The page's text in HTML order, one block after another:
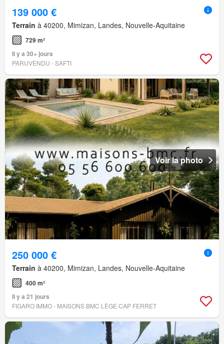
139 000 €
Terrain à 40200, Mimizan, Landes, Nouvelle-Aquitaine
729 m²
Il y a 30+ jours
PARUVENDU - SAFTI
Voir la photo
250 000 €
Terrain à 40200, Mimizan, Landes, Nouvelle-Aquitaine
400 m²
Il y a 21 jours
FIGARO IMMO - MAISONS BMC LÈGE CAP FERRET